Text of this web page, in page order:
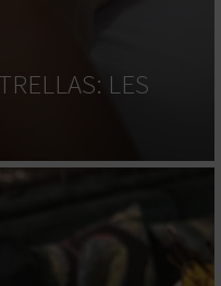
LES